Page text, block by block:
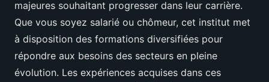
majeures souhaitant progresser dans leur carrière.
Que vous soyez salarié ou chômeur, cet institut met
à disposition des formations diversifiées pour
répondre aux besoins des secteurs en pleine
évolution. Les expériences acquises dans ces